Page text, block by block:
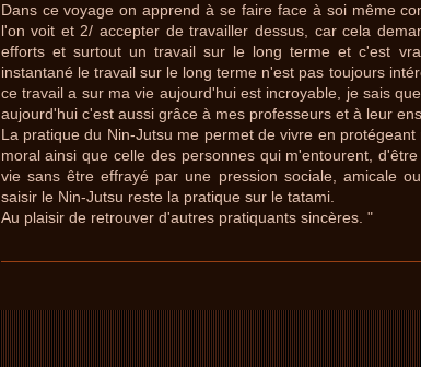
Dans ce voyage on apprend à se faire face à soi même
l'on voit et 2/ accepter de travailler dessus, car cela
efforts et surtout un travail sur le long terme et c'est
instantané le travail sur le long terme n'est pas toujours
ce travail a sur ma vie aujourd'hui est incroyable, je sais
aujourd'hui c'est aussi grâce à mes professeurs et à leur
La pratique du Nin-Jutsu me permet de vivre en
moral ainsi que celle des personnes qui m'entourent,
vie sans être effrayé par une pression sociale, amicale
saisir le Nin-Jutsu reste la pratique sur le tatami.
Au plaisir de retrouver d'autres pratiquants sincères. "